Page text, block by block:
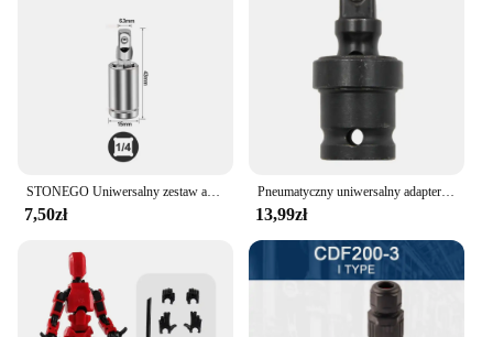
STONEGO Uniwersalny zestaw adapterów do kluczy pneumatycznych, 1/4 cala, 3/8 cala, 1/2 cala - stal chromowo-wanadowa
7,50zł
Pneumatyczny uniwersalny adapter przegubowy z armatą powietrzną 360-stopniowy przegub obrotowy klucz elektryczny akcesoria nasadowe narzędzie
13,99zł